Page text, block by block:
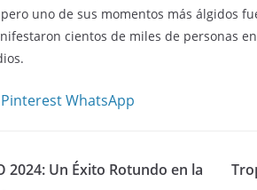
uno de sus momentos más álgidos
cientos de miles de personas
PinterestWhatsApp
2024: Un Éxito Rotundo en la